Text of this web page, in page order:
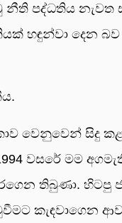
පද්ධතිය නැවත
හඳුන්වා දෙන බව
වෙනුවෙන් සිදු
වසරේ මම
තිබුණා. හිටපු
කැඳවාගෙන